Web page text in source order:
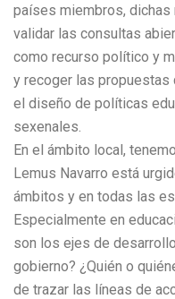
países miembros,
validar las consultas
como recurso político y
y recoger las propuestas
el diseño de políticas
sexenales.
En el ámbito local,
Lemus Navarro está
ámbitos y en todas las
Especialmente en
son los ejes de
gobierno? ¿Quién o
de trazar las líneas de